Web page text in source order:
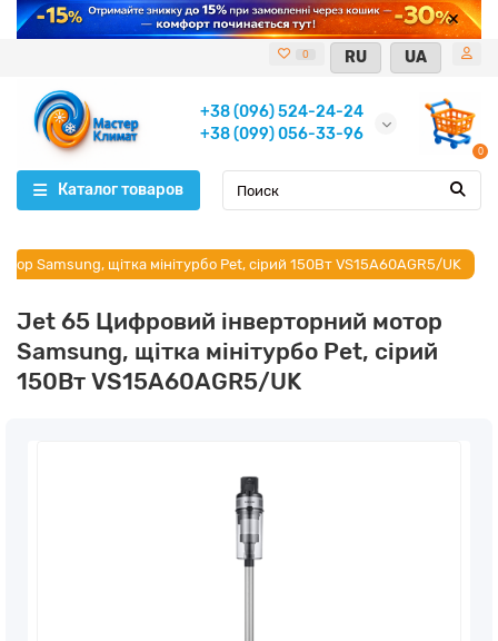
0 RU UA
+38 (096) 524-24-24
+38 (099) 056-33-96
0
Каталог товаров
Samsung, щітка мінітурбо Pet, сірий 150Вт VS15A60AGR5/UK
Jet 65 Цифровий інверторний мотор
Samsung, щітка мінітурбо Pet, сірий
150Вт VS15A60AGR5/UK